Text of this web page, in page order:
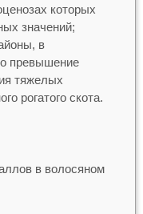
которых
значений;
в
превышение
тяжелых
рогатого скота.
в волосяном